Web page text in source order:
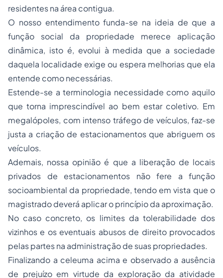
residentes na área contigua.
O nosso entendimento funda-se na ideia de que a
função social da propriedade merece aplicação
dinâmica, isto é, evolui à medida que a sociedade
daquela localidade exige ou espera melhorias que ela
entende como necessárias.
Estende-se a terminologia necessidade como aquilo
que torna imprescindível ao bem estar coletivo. Em
megalópoles, com intenso tráfego de veículos, faz-se
justa a criação de estacionamentos que abriguem os
veículos.
Ademais, nossa opinião é que a liberação de locais
privados de estacionamentos não fere a função
socioambiental da propriedade, tendo em vista que o
magistrado deverá aplicar o princípio da aproximação.
No caso concreto, os limites da tolerabilidade dos
vizinhos e os eventuais abusos de direito provocados
pelas partes na administração de suas propriedades.
Finalizando a celeuma acima e observado a ausência
de prejuízo em virtude da exploração da atividade